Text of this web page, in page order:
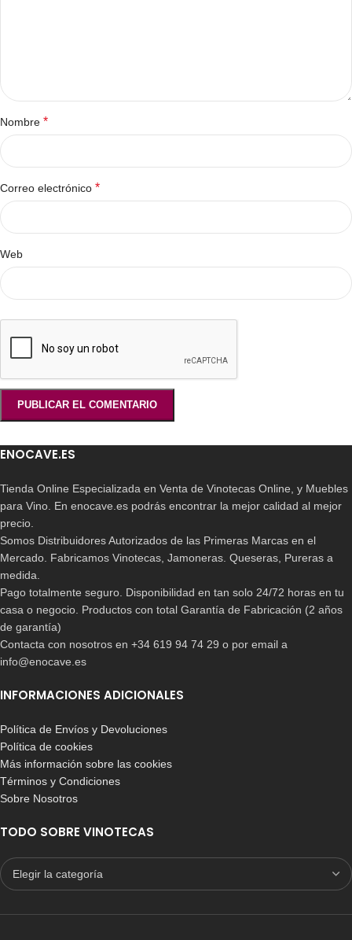
Nombre *
Correo electrónico *
Web
ENOCAVE.ES
Tienda Online Especializada en Venta de Vinotecas Online, y Muebles
para Vino. En enocave.es podrás encontrar la mejor calidad al mejor
precio.
Somos Distribuidores Autorizados de las Primeras Marcas en el
Mercado. Fabricamos Vinotecas, Jamoneras. Queseras, Pureras a
medida.
Pago totalmente seguro. Disponibilidad en tan solo 24/72 horas en tu
casa o negocio. Productos con total Garantía de Fabricación (2 años
de garantía)
Contacta con nosotros en +34 619 94 74 29 o por email a
info@enocave.es
INFORMACIONES ADICIONALES
Política de Envíos y Devoluciones
Política de cookies
Más información sobre las cookies
Términos y Condiciones
Sobre Nosotros
TODO SOBRE VINOTECAS